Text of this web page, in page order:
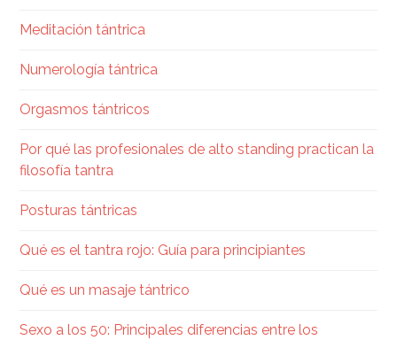
Meditación tántrica
Numerología tántrica
Orgasmos tántricos
Por qué las profesionales de alto standing practican la
filosofía tantra
Posturas tántricas
Qué es el tantra rojo: Guía para principiantes
Qué es un masaje tántrico
Sexo a los 50: Principales diferencias entre los